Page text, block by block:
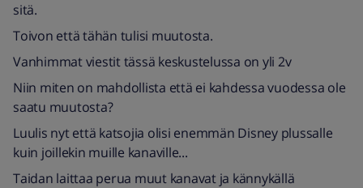
sitä.
Toivon että tähän tulisi muutosta.
Vanhimmat viestit tässä keskustelussa on yli 2v
Niin miten on mahdollista että ei kahdessa vuodessa ole
saatu muutosta?
Luulis nyt että katsojia olisi enemmän Disney plussalle
kuin joillekin muille kanaville...
Taidan laittaa perua muut kanavat ja kännykällä